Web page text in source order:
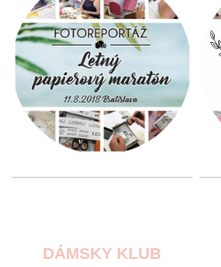
DÁMSKY KLUB